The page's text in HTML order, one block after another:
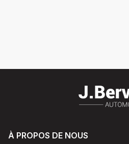
À PROPOS DE NOUS